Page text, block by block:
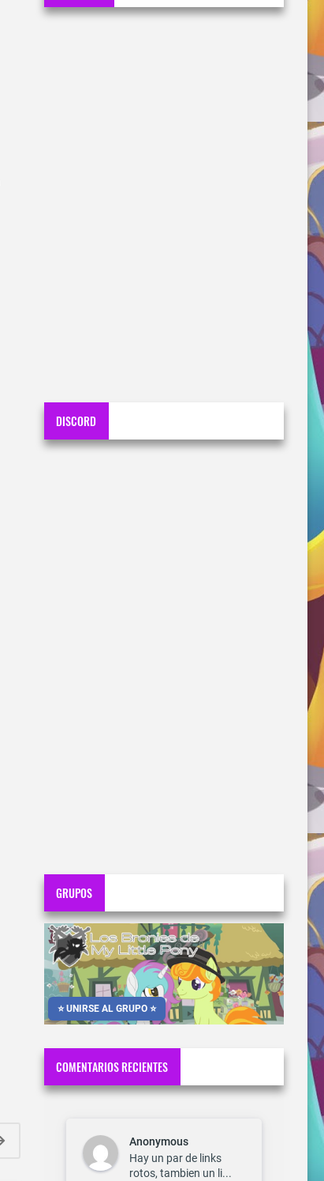
DISCORD
GRUPOS
⭐ UNIRSE AL GRUPO ⭐
COMENTARIOS RECIENTES
Anonymous
Hay un par de links
rotos, tambien un li...